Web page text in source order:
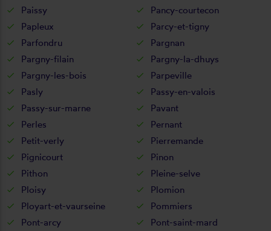
Paissy
Pancy-courtecon
Papleux
Parcy-et-tigny
Parfondru
Pargnan
Pargny-filain
Pargny-la-dhuys
Pargny-les-bois
Parpeville
Pasly
Passy-en-valois
Passy-sur-marne
Pavant
Perles
Pernant
Petit-verly
Pierremande
Pignicourt
Pinon
Pithon
Pleine-selve
Ploisy
Plomion
Ployart-et-vaurseine
Pommiers
Pont-arcy
Pont-saint-mard